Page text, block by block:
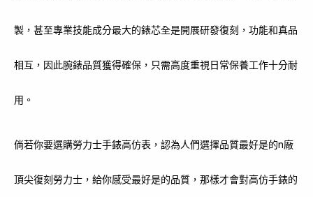
製，甚至專業技能成分最大的錶芯全是開展研發復刻，功能和真品
相互，因此腕錶品質獲得確保，只需高度重視日常保養工作十分耐
用。
倘若你要選購勞力士手錶高仿表，認為人們選擇品質最好是的n廠
頂尖復刻勞力士，給你感受最好是的品質，那樣才會對高仿手錶的